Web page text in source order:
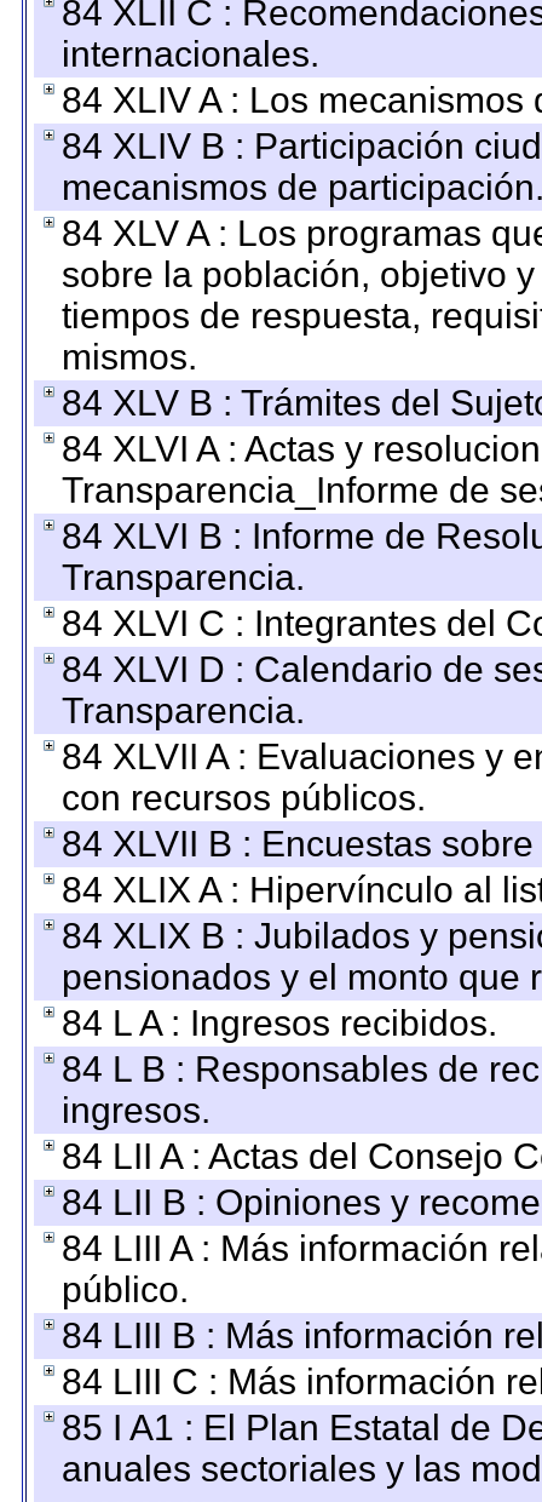
84 XLII C :
internacionales.
84 XLIV A : Los
84 XLIV B : Participación
mecanismos de
84 XLV A : Los programas
sobre la población, objetivo
tiempos de respuesta,
mismos.
84 XLV B : Trámites del
84 XLVI A : Actas y
Transparencia_Informe de
84 XLVI B : Informe de
Transparencia.
84 XLVI C : Integrantes del
84 XLVI D : Calendario de
Transparencia.
84 XLVII A : Evaluaciones y
con recursos públicos.
84 XLVII B : Encuestas
84 XLIX A : Hipervínculo al
84 XLIX B : Jubilados y
pensionados y el monto que
84 L A : Ingresos recibidos.
84 L B : Responsables de
ingresos.
84 LII A : Actas del Consejo
84 LII B : Opiniones y
84 LIII A : Más información
público.
84 LIII B : Más información
84 LIII C : Más información
85 I A1 : El Plan Estatal de
anuales sectoriales y las